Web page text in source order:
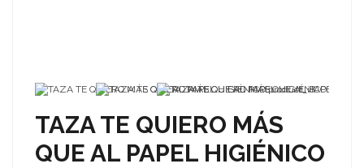
TAZA TE QUIERO MÁS
QUE AL PAPEL HIGIÉNICO